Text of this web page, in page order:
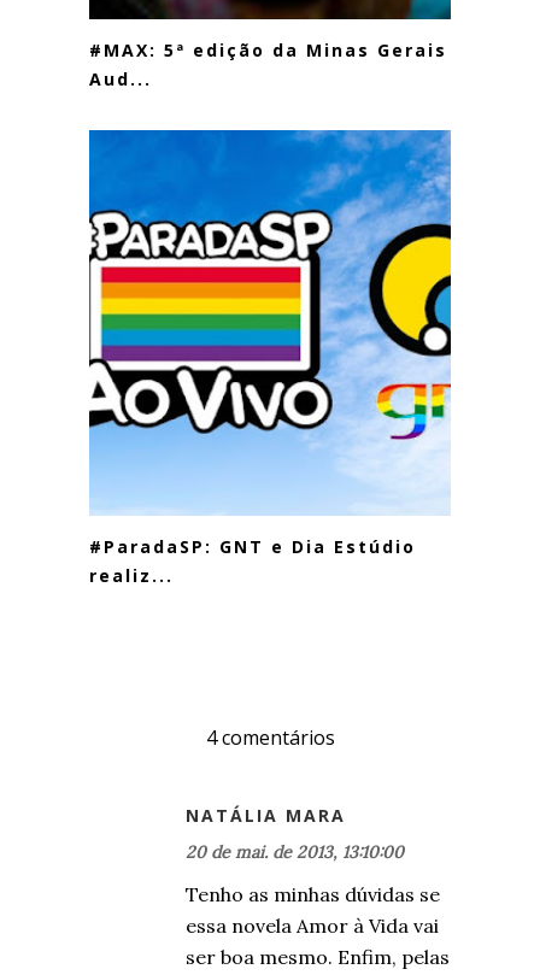
#MAX: 5ª edição da Minas Gerais
Aud...
#ParadaSP: GNT e Dia Estúdio
realiz...
4 comentários
NATÁLIA MARA
20 de mai. de 2013, 13:10:00
Tenho as minhas dúvidas se
essa novela Amor à Vida vai
ser boa mesmo. Enfim, pelas